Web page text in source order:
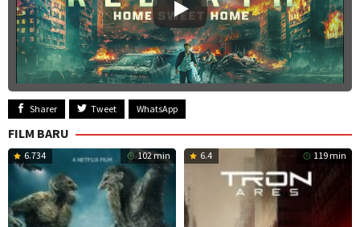
Sharer Tweet WhatsApp
FILM BARU
6.734 102 min 6.4 119 min